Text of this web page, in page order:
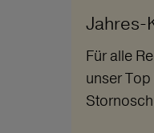
Jahres-
Für alle
unser